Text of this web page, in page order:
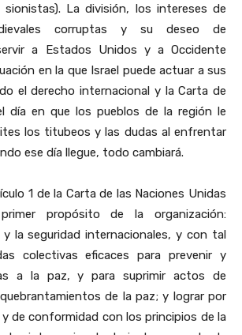
La división, los intereses de
corruptas y su deseo de
a Estados Unidos y a Occidente
en la que Israel puede actuar a sus
el derecho internacional y la Carta de
día en que los pueblos de la región le
los titubeos y las dudas al enfrentar
ese día llegue, todo cambiará.
1 de la Carta de las Naciones Unidas
propósito de la organización:
y la seguridad internacionales, y con tal
colectivas eficaces para prevenir y
a la paz, y para suprimir actos de
de la paz; y lograr por
de conformidad con los principios de la